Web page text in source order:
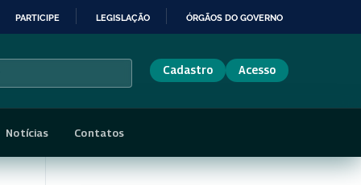
PARTICIPE LEGISLAÇÃO ÓRGÃOS DO GOVERNO
Cadastro Acesso
Notícias Contatos